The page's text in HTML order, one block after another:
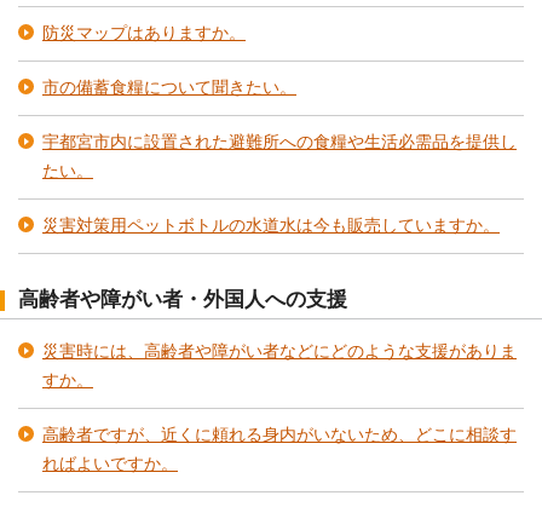
防災マップはありますか。
市の備蓄食糧について聞きたい。
宇都宮市内に設置された避難所への食糧や生活必需品を提供し
たい。
災害対策用ペットボトルの水道水は今も販売していますか。
高齢者や障がい者・外国人への支援
災害時には、高齢者や障がい者などにどのような支援がありま
すか。
高齢者ですが、近くに頼れる身内がいないため、どこに相談す
ればよいですか。